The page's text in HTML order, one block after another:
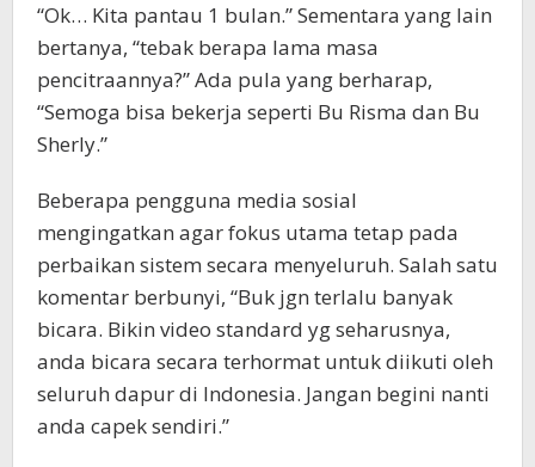
“Ok… Kita pantau 1 bulan.” Sementara yang lain
bertanya, “tebak berapa lama masa
pencitraannya?” Ada pula yang berharap,
“Semoga bisa bekerja seperti Bu Risma dan Bu
Sherly.”
Beberapa pengguna media sosial
mengingatkan agar fokus utama tetap pada
perbaikan sistem secara menyeluruh. Salah satu
komentar berbunyi, “Buk jgn terlalu banyak
bicara. Bikin video standard yg seharusnya,
anda bicara secara terhormat untuk diikuti oleh
seluruh dapur di Indonesia. Jangan begini nanti
anda capek sendiri.”